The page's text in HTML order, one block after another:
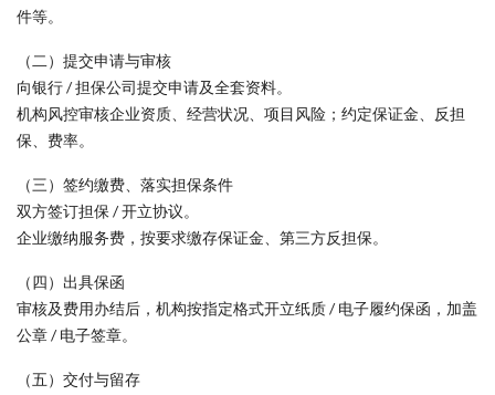
件等。
（二）提交申请与审核
向银行 / 担保公司提交申请及全套资料。
机构风控审核企业资质、经营状况、项目风险；约定保证金、反担
保、费率。
（三）签约缴费、落实担保条件
双方签订担保 / 开立协议。
企业缴纳服务费，按要求缴存保证金、第三方反担保。
（四）出具保函
审核及费用办结后，机构按指定格式开立纸质 / 电子履约保函，加盖
公章 / 电子签章。
（五）交付与留存